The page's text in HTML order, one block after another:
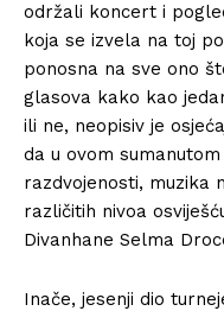
održali koncert i
koja se izvela na toj
ponosna na sve ono
glasova kako kao
ili ne, neopisiv je
da u ovom
razdvojenosti, muzika
različitih nivoa
Divanhane Selma
Inače, jesenji dio